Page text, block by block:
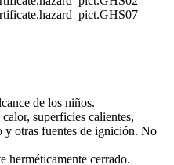
de los niños.
superficies calientes,
y otras fuentes de ignición. No
herméticamente cerrado.